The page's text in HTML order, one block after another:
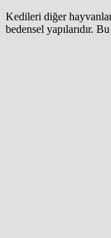
Kedileri diğer
bedensel yapılarıdır.